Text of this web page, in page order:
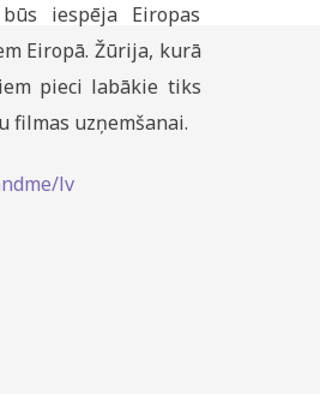
iespēja Eiropas
Eiropā. Žūrija, kurā
pieci labākie tiks
filmas uzņemšanai.
lv